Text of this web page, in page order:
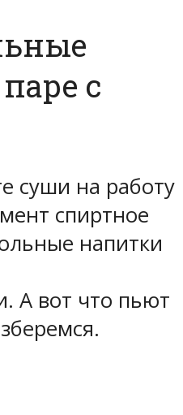
с
суши на работу
спиртное
напитки
А вот что пьют